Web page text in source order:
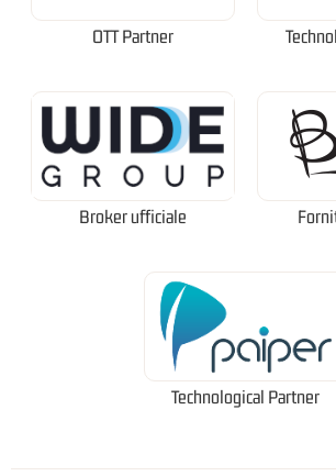
OTT Partner
Broker ufficiale
Technological Partner